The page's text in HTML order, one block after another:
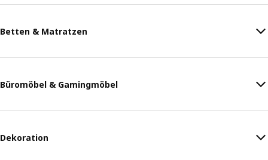
Betten & Matratzen
Büromöbel & Gamingmöbel
Dekoration